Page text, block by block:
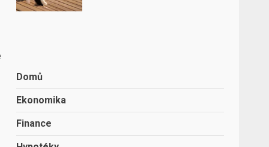
Domů
Ekonomika
Finance